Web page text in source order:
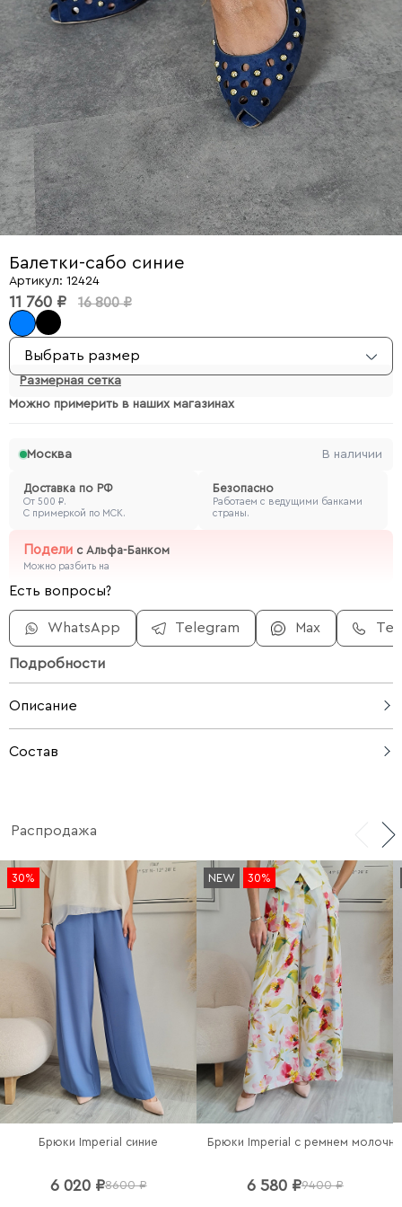
Балетки-сабо синие
Артикул: 12424
11 760 ₽ 16 800 ₽
Выбрать размер
Размерная сетка
Можно примерить в наших магазинах
Москва В наличии
Доставка по РФ
От 500 ₽.
С примеркой по МСК.
Безопасно
Работаем с ведущими банками
страны.
Подели с Альфа-Банком
Можно разбить на
Есть вопросы?
WhatsApp Telegram Max
Подробности
Описание
Элегантные балетки-сабо из мягкой натуральной
изюминку и выразительность. Прекрасно сочетаются
Сделано в Италии.
Состав
Распродажа
30%
Брюки Imperial синие
6 020 ₽8600 ₽
NEW 30%
Брюки Imperial c ремнем
6 580 ₽9400 ₽